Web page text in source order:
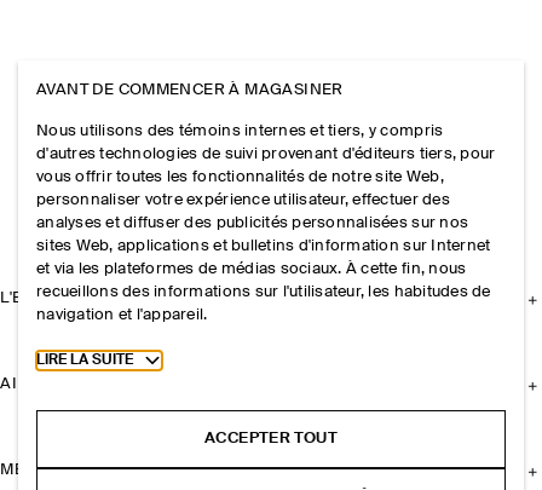
L'ENTREPRISE
AIDE
MENTIONS LÉGALES
AVANT DE COMMENCER À MAGASINER
Nous utilisons des témoins internes et tiers, y compris
d'autres technologies de suivi provenant d'éditeurs tiers, pour
vous offrir toutes les fonctionnalités de notre site Web,
personnaliser votre expérience utilisateur, effectuer des
analyses et diffuser des publicités personnalisées sur nos
sites Web, applications et bulletins d'information sur Internet
et via les plateformes de médias sociaux. À cette fin, nous
recueillons des informations sur l'utilisateur, les habitudes de
navigation et l'appareil.
Toggle more cookie information
LIRE LA SUITE
ACCEPTER TOUT